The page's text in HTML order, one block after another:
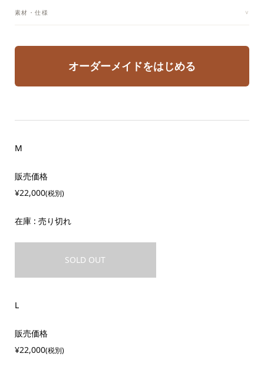
素材・仕様
オーダーメイドをはじめる
M
販売価格
¥22,000(税別)
在庫 : 売り切れ
SOLD OUT
L
販売価格
¥22,000(税別)